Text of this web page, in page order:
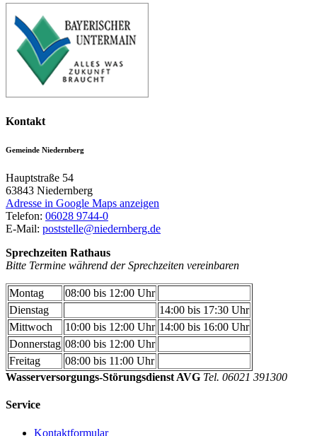
Kontakt
Gemeinde Niedernberg
Hauptstraße 54
63843 Niedernberg
Adresse in Google Maps anzeigen
Telefon: 06028 9744-0
E-Mail: poststelle@niedernberg.de
Sprechzeiten Rathaus
Bitte Termine während der Sprechzeiten vereinbaren
Montag
08:00 bis 12:00 Uhr
Dienstag
14:00 bis 17:30 Uhr
Mittwoch
10:00 bis 12:00 Uhr 14:00 bis 16:00 Uhr
Donnerstag 08:00 bis 12:00 Uhr
Freitag
08:00 bis 11:00 Uhr
Wasserversorgungs-Störungsdienst AVG Tel. 06021 391300
Service
Kontaktformular